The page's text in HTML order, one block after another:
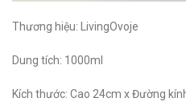
Thương hiệu: LivingOvoje
Dung tích: 1000ml
Kích thước: Cao 24cm x Đường